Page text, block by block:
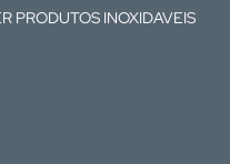
PRODUTOS INOXIDAVEIS